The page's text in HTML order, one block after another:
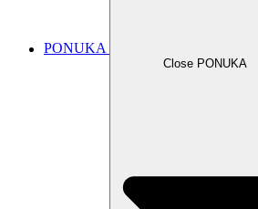
PONUKA
Close PONUKA